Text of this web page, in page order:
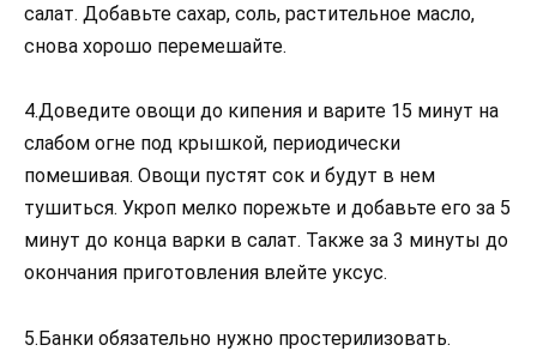
салат. Добавьте сахар, соль, растительное масло,
снова хорошо перемешайте.
4.Доведите овощи до кипения и варите 15 минут на
слабом огне под крышкой, периодически
помешивая. Овощи пустят сок и будут в нем
тушиться. Укроп мелко порежьте и добавьте его за 5
минут до конца варки в салат. Также за 3 минуты до
окончания приготовления влейте уксус.
5.Банки обязательно нужно простерилизовать.